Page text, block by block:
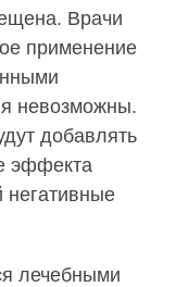
Врачи
применение
невозможны.
добавлять
эффекта
негативные
лечебными